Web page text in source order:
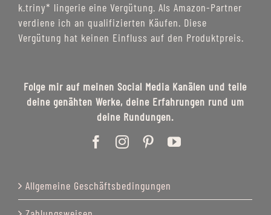
k.triny* lingerie eine Vergütung. Als Amazon-Partner
verdiene ich an qualifizierten Käufen. Diese
Vergütung hat keinen Einfluss auf den Produktpreis.
Folge mir auf meinen Social Media Kanälen und teile
deine genähten Werke, deine Erfahrungen rund um
deine Rundungen.
Allgemeine Geschäftsbedingungen